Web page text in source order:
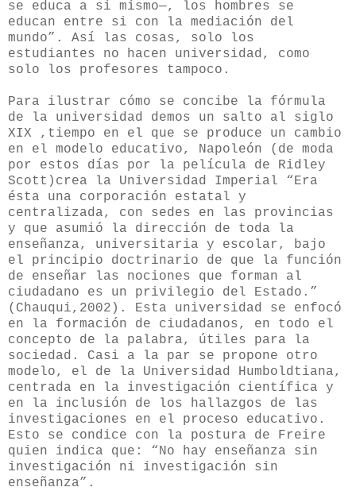
se educa a si mismo—, los hombres se
educan entre si con la mediación del
mundo”. Así las cosas, solo los
estudiantes no hacen universidad, como
solo los profesores tampoco.
Para ilustrar cómo se concibe la fórmula
de la universidad demos un salto al siglo
XIX ,tiempo en el que se produce un cambio
en el modelo educativo, Napoleón (de moda
por estos días por la película de Ridley
Scott)crea la Universidad Imperial “Era
ésta una corporación estatal y
centralizada, con sedes en las provincias
y que asumió la dirección de toda la
enseñanza, universitaria y escolar, bajo
el principio doctrinario de que la función
de enseñar las nociones que forman al
ciudadano es un privilegio del Estado.”
(Chauqui,2002). Esta universidad se enfocó
en la formación de ciudadanos, en todo el
concepto de la palabra, útiles para la
sociedad. Casi a la par se propone otro
modelo, el de la Universidad Humboldtiana,
centrada en la investigación científica y
en la inclusión de los hallazgos de las
investigaciones en el proceso educativo.
Esto se condice con la postura de Freire
quien indica que: “No hay enseñanza sin
investigación ni investigación sin
enseñanza”.